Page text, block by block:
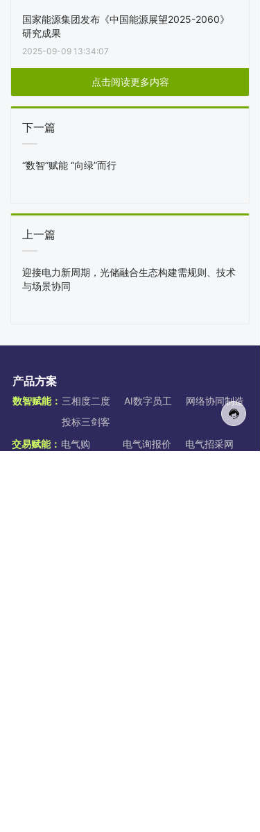
国家能源集团发布《中国能源展望2025-2060》
研究成果
2025-09-09 13:34:07
点击阅读更多内容
下一篇
“数智”赋能 “向绿”而行
上一篇
迎接电力新周期，光储融合生态构建需规则、技术
与场景协同
产品方案
数智赋能：
交易赋能：
三相度二度
电气购 电气询报价
电气招采网
AI数字员工
网络协同制造
投标三剑客